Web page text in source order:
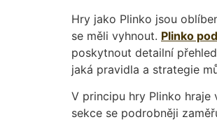
Hry jako Plinko jsou
se měli vyhnout. Plinko
poskytnout detailní
jaká pravidla a strategie
V principu hry Plinko
sekce se podrobněji